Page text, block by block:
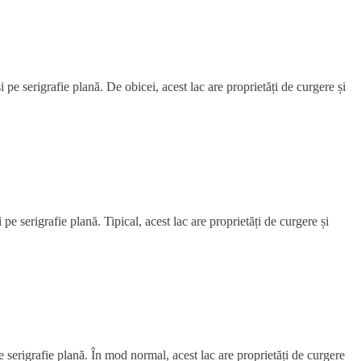
serigrafie plană. De obicei, acest lac are proprietăți de curgere și
serigrafie plană. Tipical, acest lac are proprietăți de curgere și
plană. În mod normal, acest lac are proprietăți de curgere